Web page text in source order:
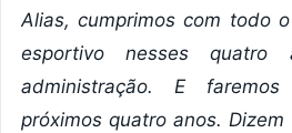
Alias, cumprimos com todo
esportivo nesses quatro
administração. E
próximos quatro anos.